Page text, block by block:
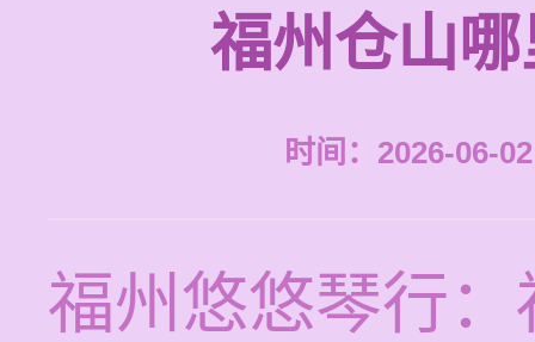
福州仓山
时间：2026-06-
福州悠悠琴行